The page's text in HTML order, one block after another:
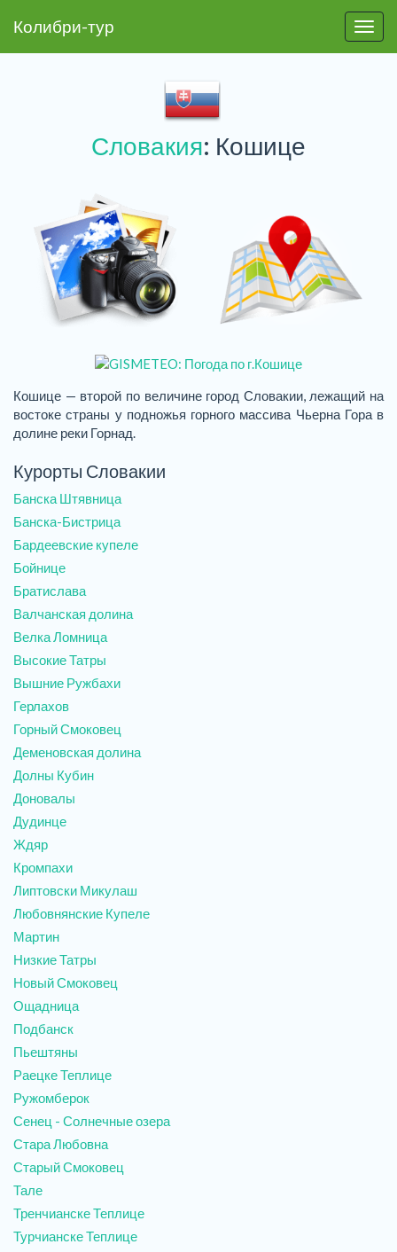
Колибри-тур
Словакия: Кошице
Кошице — второй по величине город Словакии, лежащий на
востоке страны у подножья горного массива Чьерна Гора в
долине реки Горнад.
Курорты Словакии
Банска Штявница
Банска-Бистрица
Бардеевские купеле
Бойнице
Братислава
Валчанская долина
Велка Ломница
Высокие Татры
Вышние Ружбахи
Герлахов
Горный Смоковец
Деменовская долина
Долны Кубин
Доновалы
Дудинце
Ждяр
Кромпахи
Липтовски Микулаш
Любовнянские Купеле
Мартин
Низкие Татры
Новый Смоковец
Ощадница
Подбанск
Пьештяны
Раецке Теплице
Ружомберок
Сенец - Солнечные озера
Стара Любовна
Старый Смоковец
Тале
Тренчианске Теплице
Турчианске Теплице